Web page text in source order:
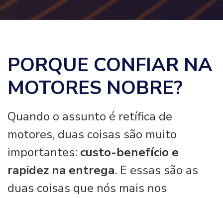
PORQUE CONFIAR NA
MOTORES NOBRE?
Quando o assunto é retífica de
motores, duas coisas são muito
importantes: custo-benefício e
rapidez na entrega. E essas são as
duas coisas que nós mais nos